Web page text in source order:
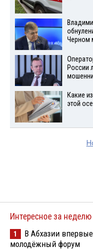
Черном
России
Какие
этой
Интересное за неделю
1
В Абхазии
молодёжный форум